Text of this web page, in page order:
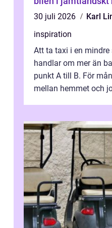
30 juli 2026
Karl
inspiration
Att ta taxi i en
handlar om mer än
punkt A till B. För
mellan hemmet och